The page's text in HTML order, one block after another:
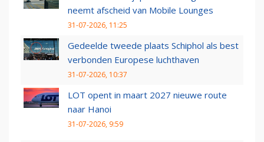
neemt afscheid van Mobile Lounges
31-07-2026, 11:25
Gedeelde tweede plaats Schiphol als best
verbonden Europese luchthaven
31-07-2026, 10:37
LOT opent in maart 2027 nieuwe route
naar Hanoi
31-07-2026, 9:59